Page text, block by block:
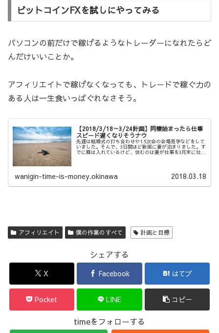
ビットコインFXを試しにやってみる
パソコンの前だけで稼げるようなトレーダーになれたらど
んだけいいことか。
アフィリエイトで稼げなくなっても、トレードで稼ぐ力の
ある人は一生食いっぱぐれなさそう。
【2018/3/18～3/24計画】同棲始まったら仕事
スピード遅くなりそうナウ
先週は結婚式の打ち合わせや1.5次会の会場見学などをして
いました。そんで、3日間ほど新居に妻が泊まりました。す
でに籍は入れているけど、住むのは妻が仕事を3月末に仕事
wanigin-time-is-money.okinawa 2018.03.18
アフィリエイト 僕の作業のすべて 計画と目標
シェアする
X Facebook はてブ
Pocket LINE コピー
timeをフォローする